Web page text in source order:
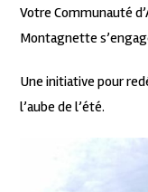
Votre Communauté
Montagnette
Une initiative pour
l’aube de l’été.